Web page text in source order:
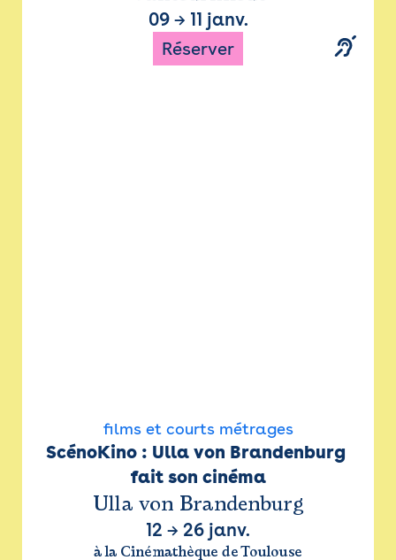
09→ 11 janv.
Réserver
films et courts métrages
ScénoKino : Ulla von Brandenburg
fait son cinéma
Ulla von Brandenburg
12 → 26 janv.
à la Cinémathèque de Toulouse